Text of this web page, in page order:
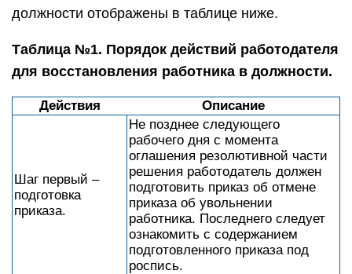
должности отображены в таблице ниже.
Таблица №1. Порядок действий работодателя
для восстановления работника в должности.
Действия Описание
Шаг первый –
подготовка
приказа.
Не позднее следующего
рабочего дня с момента
оглашения резолютивной части
решения работодатель должен
подготовить приказ об отмене
приказа об увольнении
работника. Последнего следует
ознакомить с содержанием
подготовленного приказа под
роспись.